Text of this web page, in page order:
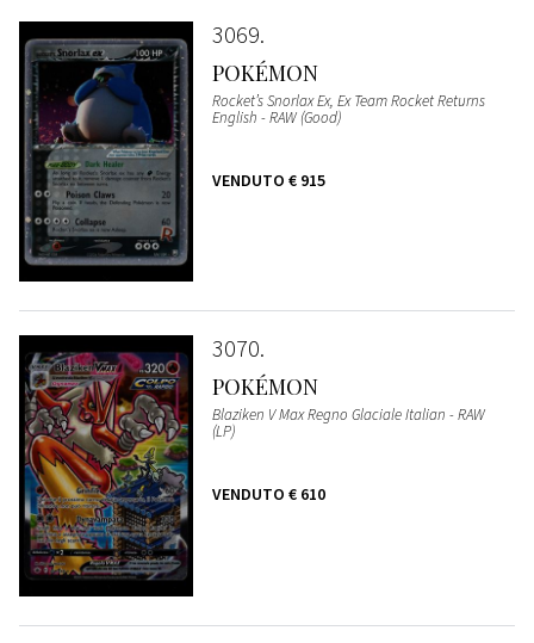
3069
POKÉMON
Rocket’s Snorlax Ex, Ex Team Rocket Returns
English - RAW (Good)
VENDUTO € 915
3070
POKÉMON
Blaziken V Max Regno Glaciale Italian - RAW
(LP)
VENDUTO € 610